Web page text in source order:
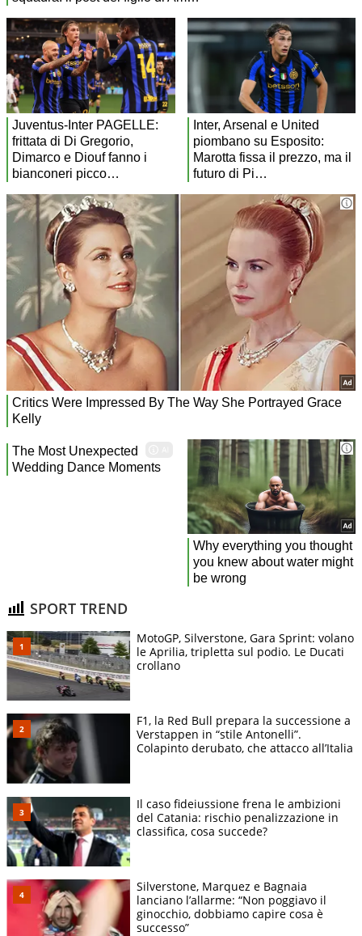
SPORT TREND
MotoGP, Silverstone, Gara Sprint: volano
le Aprilia, tripletta sul podio. Le Ducati
crollano
F1, la Red Bull prepara la successione a
Verstappen in “stile Antonelli”.
Colapinto derubato, che attacco all’Italia
Il caso fideiussione frena le ambizioni
del Catania: rischio penalizzazione in
classifica, cosa succede?
Silverstone, Marquez e Bagnaia
lanciano l’allarme: “Non poggiavo il
ginocchio, dobbiamo capire cosa è
successo”